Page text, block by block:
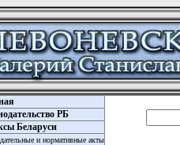
РБ
Беларуси
и нормативные акты